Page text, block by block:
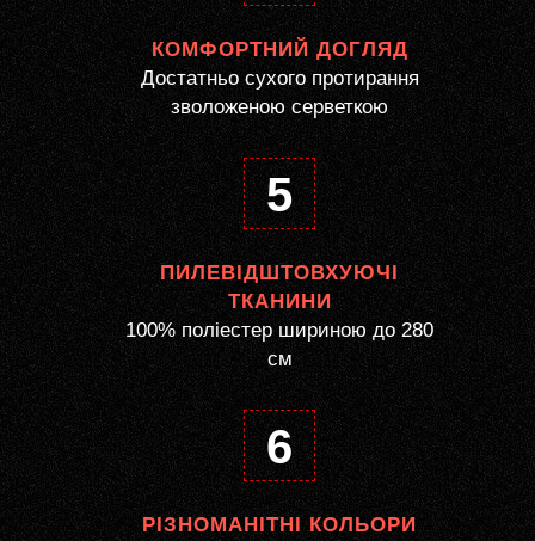
КОМФОРТНИЙ ДОГЛЯД
Достатньо сухого протирання
зволоженою серветкою
5
ПИЛЕВІДШТОВХУЮЧІ
ТКАНИНИ
100% поліестер шириною до 280
см
6
РІЗНОМАНІТНІ КОЛЬОРИ